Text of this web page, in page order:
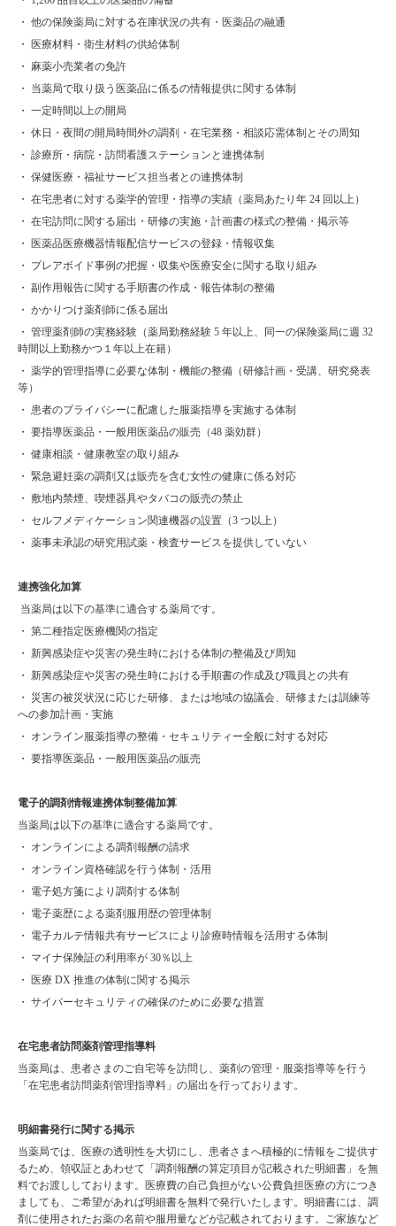
・ 他の保険薬局に対する在庫状況の共有・医薬品の融通
・ 医療材料・衛生材料の供給体制
・ 麻薬小売業者の免許
・ 当薬局で取り扱う医薬品に係るの情報提供に関する体制
・ 一定時間以上の開局
・ 休日・夜間の開局時間外の調剤・在宅業務・相談応需体制とその周知
・ 診療所・病院・訪問看護ステーションと連携体制
・ 保健医療・福祉サービス担当者との連携体制
・ 在宅患者に対する薬学的管理・指導の実績（薬局あたり年 24 回以上）
・ 在宅訪問に関する届出・研修の実施・計画書の様式の整備・掲示等
・ 医薬品医療機器情報配信サービスの登録・情報収集
・ プレアボイド事例の把握・収集や医療安全に関する取り組み
・ 副作用報告に関する手順書の作成・報告体制の整備
・ かかりつけ薬剤師に係る届出
・ 管理薬剤師の実務経験（薬局勤務経験 5 年以上、同一の保険薬局に週 32
時間以上勤務かつ１年以上在籍）
・ 薬学的管理指導に必要な体制・機能の整備（研修計画・受講、研究発表
等）
・ 患者のプライバシーに配慮した服薬指導を実施する体制
・ 要指導医薬品・一般用医薬品の販売（48 薬効群）
・ 健康相談・健康教室の取り組み
・ 緊急避妊薬の調剤又は販売を含む女性の健康に係る対応
・ 敷地内禁煙、喫煙器具やタバコの販売の禁止
・ セルフメディケーション関連機器の設置（3 つ以上）
・ 薬事未承認の研究用試薬・検査サービスを提供していない
連携強化加算
当薬局は以下の基準に適合する薬局です。
・ 第二種指定医療機関の指定
・ 新興感染症や災害の発生時における体制の整備及び周知
・ 新興感染症や災害の発生時における手順書の作成及び職員との共有
・ 災害の被災状況に応じた研修、または地域の協議会、研修または訓練等
への参加計画・実施
・ オンライン服薬指導の整備・セキュリティー全般に対する対応
・ 要指導医薬品・一般用医薬品の販売
電子的調剤情報連携体制整備加算
当薬局は以下の基準に適合する薬局です。
・ オンラインによる調剤報酬の請求
・ オンライン資格確認を行う体制・活用
・ 電子処方箋により調剤する体制
・ 電子薬歴による薬剤服用歴の管理体制
・ 電子カルテ情報共有サービスにより診療時情報を活用する体制
・ マイナ保険証の利用率が 30％以上
・ 医療 DX 推進の体制に関する掲示
・ サイバーセキュリティの確保のために必要な措置
在宅患者訪問薬剤管理指導料
当薬局は、患者さまのご自宅等を訪問し、薬剤の管理・服薬指導等を行う
「在宅患者訪問薬剤管理指導料」の届出を行っております。
明細書発行に関する掲示
当薬局では、医療の透明性を大切にし、患者さまへ積極的に情報をご提供す
るため、領収証とあわせて「調剤報酬の算定項目が記載された明細書」を無
料でお渡ししております。医療費の自己負担がない公費負担医療の方につき
ましても、ご希望があれば明細書を無料で発行いたします。明細書には、調
剤に使用されたお薬の名前や服用量などが記載されております。ご家族など